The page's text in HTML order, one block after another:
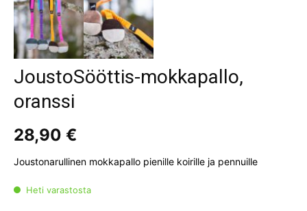
JoustoSööttis-mokkapallo,
oranssi
28,90 €
Joustonarullinen mokkapallo pienille koirille ja pennuille
Heti varastosta